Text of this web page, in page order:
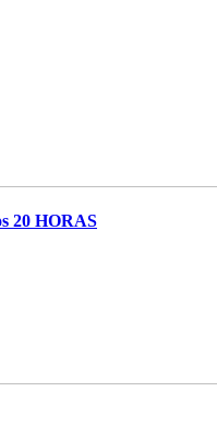
20 HORAS